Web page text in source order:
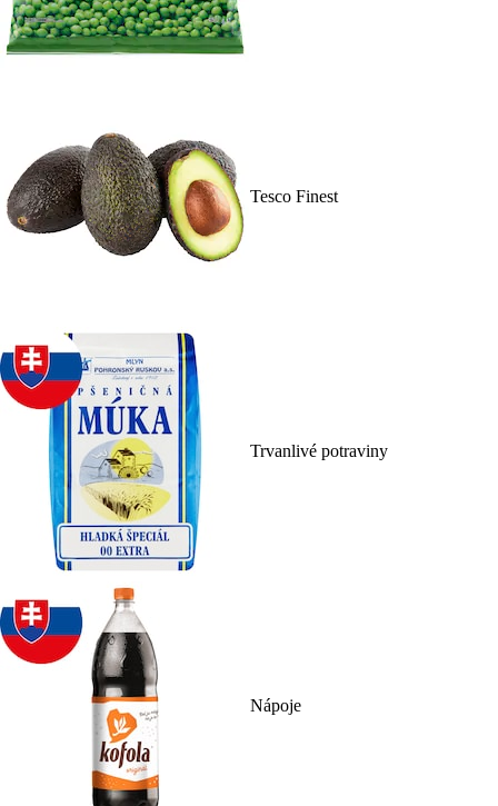
Tesco Finest
Trvanlivé potraviny
Nápoje